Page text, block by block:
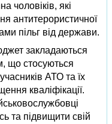
чоловіків, які
антитерористичної
пільг від держави.
закладаються
що стосуються
АТО та їх
кваліфікації.
та підвищити свій